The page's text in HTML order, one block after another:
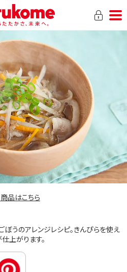
品はこちら
うのアレンジレシピ。きんぴらを使え
上がります。